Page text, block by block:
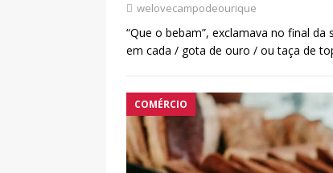
welovecampodeourique
“Que o bebam”, exclamava no final
em cada / gota de ouro / ou taça de
COMÉRCIO